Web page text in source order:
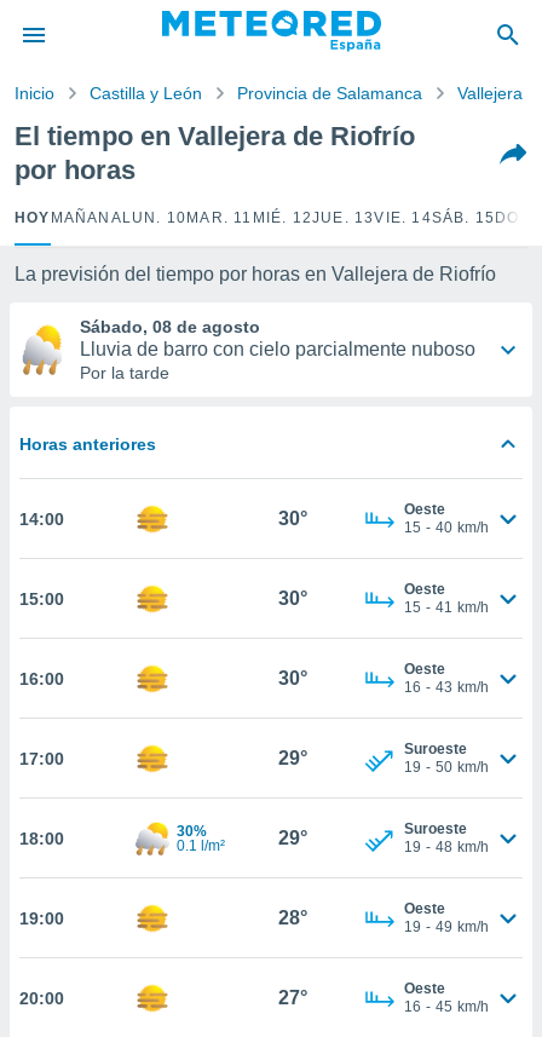
por
para
la
calidad.
a este
las
y
forma
basada
permite
coste.
botón
a la
todas
ya sean
nos
en
perfil
y
CONTINUAR
Inicio Castilla y León Provincia de Salamanca Vallejera
El tiempo en Vallejera de Riofrío
por horas
HOY MAÑANA LUN. 10 MAR. 11 MIÉ. 12JUE. 13VIE. 14SÁB. 15
La previsión del tiempo por horas en Vallejera de Riofrío
Sábado, 08 de agosto
Lluvia de barro con cielo parcialmente nuboso
Por la tarde
Horas anteriores
14:00 30°
Oeste
15 - 40 km/h
15:00 30°
Oeste
15 - 41 km/h
16:00 30°
Oeste
16 - 43 km/h
17:00 29°
Suroeste
19 - 50 km/h
18:00
30%
0.1 l/m²
29°
Suroeste
19 - 48 km/h
19:00 28°
Oeste
19 - 49 km/h
20:00 27°
Oeste
16 - 45 km/h